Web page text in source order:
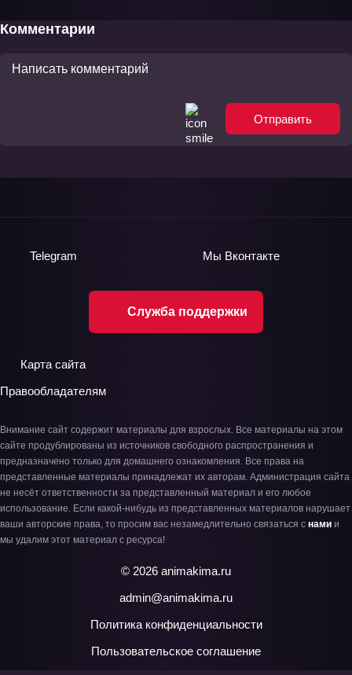
Комментарии
Отправить
Служба поддержки
Telegram Мы Вконтакте
Карта сайта
Правообладателям
Внимание сайт содержит материалы для взрослых. Все материалы на этом
сайте продублированы из источников свободного распространения и
предназначено только для домашнего ознакомления. Все права на
представленные материалы принадлежат их авторам. Администрация сайта
не несёт ответственности за представленный материал и его любое
использование. Если какой-нибудь из представленных материалов нарушает
ваши авторские права, то просим вас незамедлительно связаться с нами и
мы удалим этот материал с ресурса!
© 2026 animakima.ru
admin@animakima.ru
Политика конфиденциальности
Пользовательское соглашение